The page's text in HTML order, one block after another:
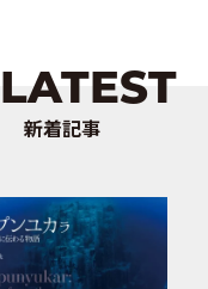
LATEST
新着記事